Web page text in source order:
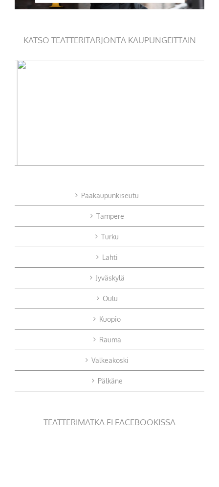
KATSO TEATTERITARJONTA KAUPUNGEITTAIN
Pääkaupunkiseutu
Tampere
Turku
Lahti
Jyväskylä
Oulu
Kuopio
Rauma
Valkeakoski
Pälkäne
TEATTERIMATKA.FI FACEBOOKISSA